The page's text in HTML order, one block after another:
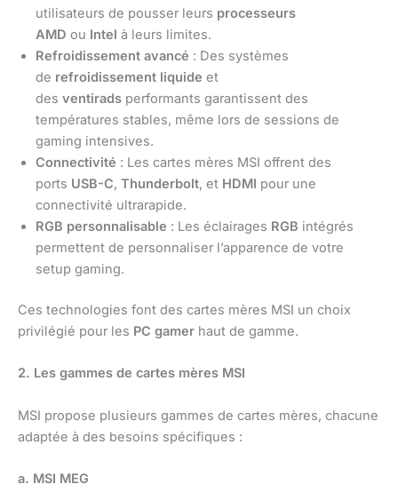
utilisateurs de pousser leurs processeurs
AMD ou Intel à leurs limites.
Refroidissement avancé : Des systèmes
de refroidissement liquide et
des ventirads performants garantissent des
températures stables, même lors de sessions de
gaming intensives.
Connectivité : Les cartes mères MSI offrent des
ports USB-C, Thunderbolt, et HDMI pour une
connectivité ultrarapide.
RGB personnalisable : Les éclairages RGB intégrés
permettent de personnaliser l’apparence de votre
setup gaming.
Ces technologies font des cartes mères MSI un choix
privilégié pour les PC gamer haut de gamme.
2. Les gammes de cartes mères MSI
MSI propose plusieurs gammes de cartes mères, chacune
adaptée à des besoins spécifiques :
a. MSI MEG